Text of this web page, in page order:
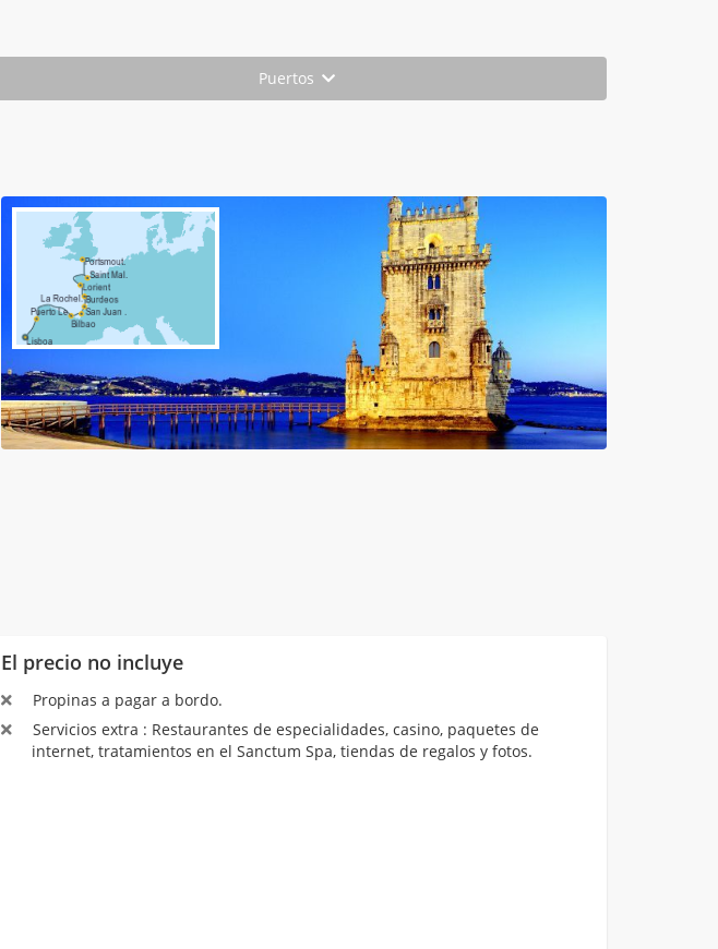
Puertos
El precio no incluye
Propinas a pagar a bordo.
Servicios extra : Restaurantes de especialidades, casino, paquetes de
internet, tratamientos en el Sanctum Spa, tiendas de regalos y fotos.